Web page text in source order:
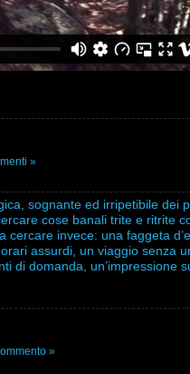
»
sognante ed irripetibile dei
cose banali trite e ritrite
invece: una faggeta
assurdi, un viaggio senza
di domanda, un’impressione
»